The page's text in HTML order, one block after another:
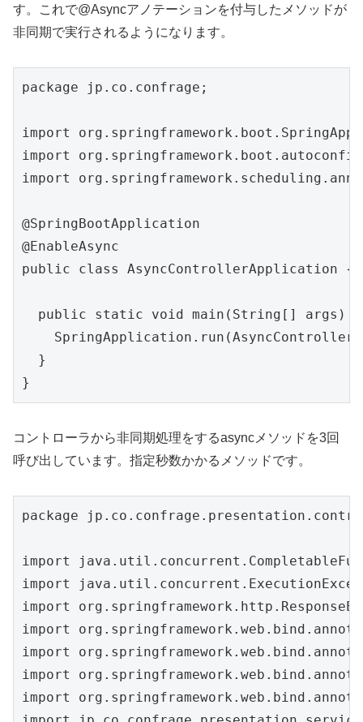
す。これで@Asyncアノテーションを付与したメソッドが
非同期で実行されるようになります。
package jp.co.confrage;
import
import
import
@SpringBootApplication
@EnableAsync
public class AsyncControllerApplication {
  public static void main(String[] args) {
  }
}
コントローラから非同期処理をするasyncメソッドを3回
呼び出しています。指定秒数かかるメソッドです。
package
import
import
import
import
import
import
import